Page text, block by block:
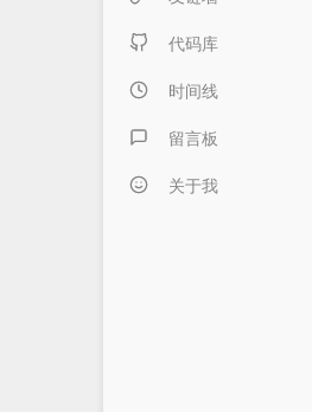
日记本子
懒得分类
内页链接 & 友链申请
FANTASY博客
伍言Blog
Albert's Blog
代码库
时间线
留言板
关于我